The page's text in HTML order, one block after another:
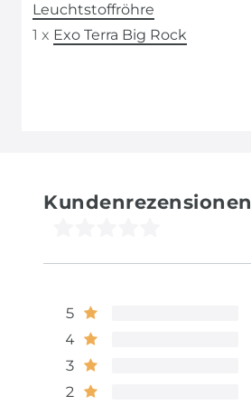
Leuchtstoffröhre
1 x Exo Terra Big Rock
Kundenrezensionen
5
4
3
2